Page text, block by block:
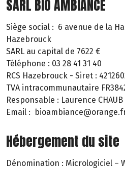
SARL BIO AMBIANCE
Siège social : 6 avenue de la
Hazebrouck
SARL au capital de 7622 €
Téléphone : 03 28 41 31 40
RCS Hazebrouck - Siret :
TVA intracommunautaire
Responsable : Laurence CHAUB
Email :
Hébergement du site
Dénomination : Micrologiciel –